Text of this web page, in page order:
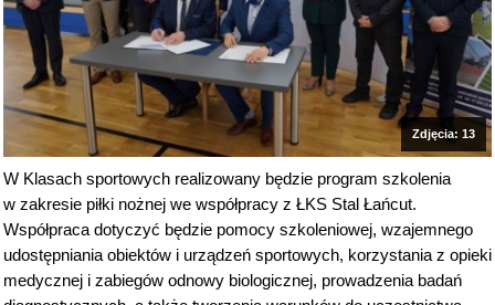
Zdjęcia: 13
W Klasach sportowych realizowany będzie program szkolenia
w zakresie piłki nożnej we współpracy z ŁKS Stal Łańcut.
Współpraca dotyczyć będzie pomocy szkoleniowej, wzajemnego
udostępniania obiektów i urządzeń sportowych, korzystania z opieki
medycznej i zabiegów odnowy biologicznej, prowadzenia badań